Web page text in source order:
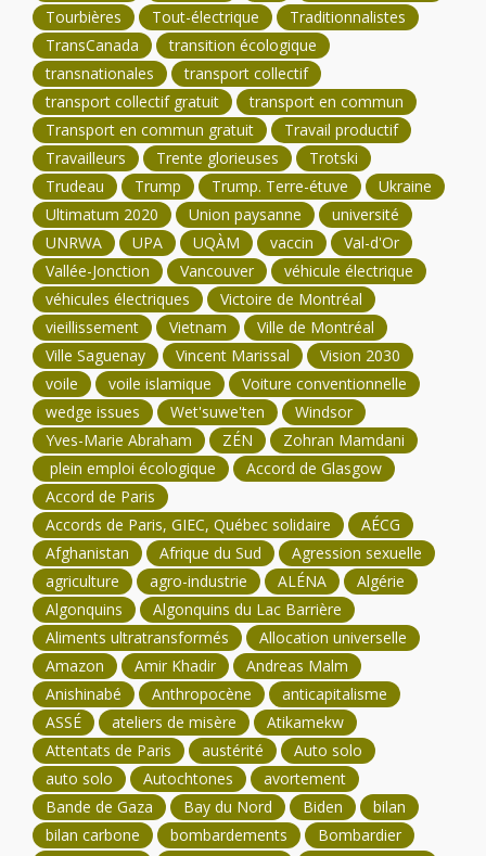
Tourbières
Tout-électrique
Traditionnalistes
TransCanada
transition écologique
transnationales
transport collectif
transport collectif gratuit
transport en commun
Transport en commun gratuit
Travail productif
Travailleurs
Trente glorieuses
Trotski
Trudeau
Trump Trump. Terre-étuve
Ukraine
Ultimatum 2020
Union paysanne
université
UNRWA
UPA UQÀM vaccin
Val-d'Or
Vallée-Jonction
Vancouver
véhicule électrique
véhicules électriques
Victoire de Montréal
vieillissement
Vietnam
Ville de Montréal
Ville Saguenay
Vincent Marissal
Vision 2030
voile
voile islamique
Voiture conventionnelle
wedge issues
Wet'suwe'ten
Windsor
Yves-Marie Abraham
ZÉN
Zohran Mamdani
plein emploi écologique
Accord de Glasgow
Accord de Paris
Accords de Paris, GIEC, Québec solidaire
AÉCG
Afghanistan
Afrique du Sud
Agression sexuelle
agriculture
agro-industrie ALÉNA
Algérie
Algonquins
Algonquins du Lac Barrière
Aliments ultratransformés
Allocation universelle
Amazon
Amir Khadir
Andreas Malm
Anishinabé
Anthropocène
anticapitalisme
ASSÉ
ateliers de misère
Atikamekw
Attentats de Paris
austérité
Auto solo
auto solo
Autochtones
avortement
Bande de Gaza
Bay du Nord Biden
bilan
bilan carbone
bombardements
Bombardier